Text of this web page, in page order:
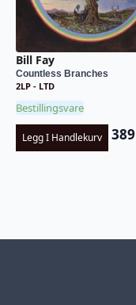
Bill Fay
Countless Branches
2LP - LTD
Bestillingsvare
Legg I Handlekurv 389